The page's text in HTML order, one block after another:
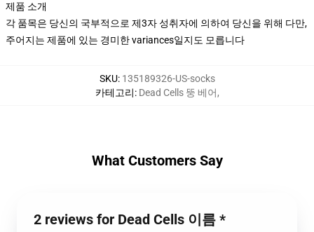
제품 소개
각 품목은 당신의 국부적으로 제3자 성취자에 의하여 당신을 위해 다만,
주어지는 제품에 있는 경미한 variances일지도 모릅니다
SKU: 135189326-US-socks
카테고리: Dead Cells 뚱 베어,
What Customers Say
2 reviews for Dead Cells 이름 *